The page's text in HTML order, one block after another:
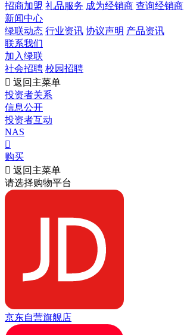
招商加盟 礼品服务 成为经销商 查询经销商
新闻中心
绿联动态 行业资讯 协议声明 产品资讯
联系我们
加入绿联
社会招聘 校园招聘
 返回主菜单
投资者关系
信息公开
投资者互动
NAS

购买
 返回主菜单
请选择购物平台
京东自营旗舰店